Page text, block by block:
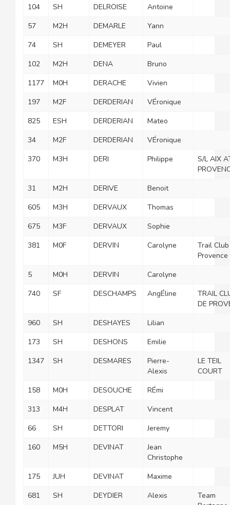
104
SH DELROISE
Antoine
57
M2H DEMARLE
Yann
74
SH DEMEYER
Paul
102
M2H DENA
Bruno
1177
M0H DERACHE
Vivien
197
M2F DERDERIAN
VÉronique
825
ESH DERDERIAN
Mateo
34
M2F DERDERIAN
VÉronique
370
M3H DERI Philippe
S/L AIX
31
M2H DERIVE
Benoit
605
M3H DERVAUX
Thomas
675
M3F DERVAUX
Sophie
381
M0F DERVIN Carolyne
Trail
Provence
5
M0H DERVIN
Carolyne
740
SF DESCHAMPS AngÉline
TRAIL
DE
960
SH DESHAYES
Lilian
173
SH DESHONS
Emilie
1347
SH DESMARES
Pierre-
Alexis
LE TEIL
COURT
158
M0H DESOUCHE
RÉmi
313
M4H DESPLAT
Vincent
66
SH DETTORI
Jeremy
160
M5H DEVINAT
Jean
Christophe
175
JUH DEVINAT
Maxime
681
SH DEYDIER Alexis
Team